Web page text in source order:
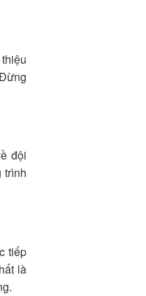
đội
trình
tiếp
là